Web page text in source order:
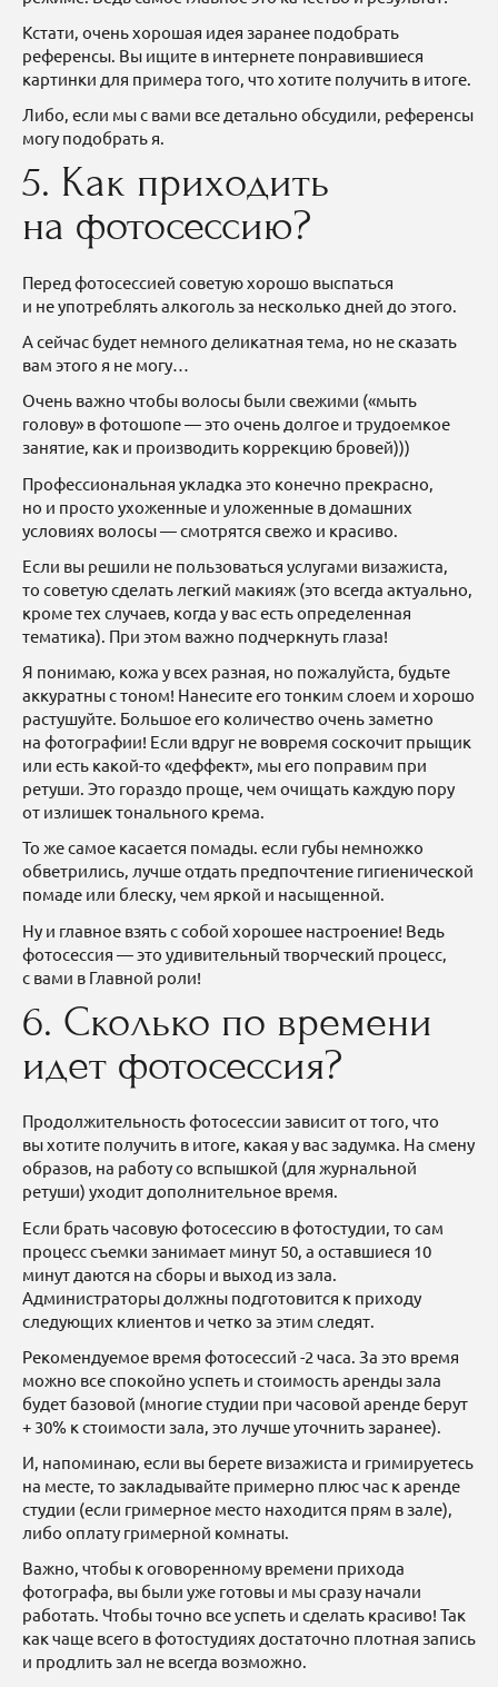
Кстати, очень хорошая идея заранее подобрать
референсы. Вы ищите в интернете понравившиеся
картинки для примера того, что хотите получить в итоге.
Либо, если мы с вами все детально обсудили, референсы
могу подобрать я.
5. Как приходить
на фотосессию?
Перед фотосессией советую хорошо выспаться
и не употреблять алкоголь за несколько дней до этого.
А сейчас будет немного деликатная тема, но не сказать
вам этого я не могу…
Очень важно чтобы волосы были свежими («мыть
голову» в фотошопе — это очень долгое и трудоемкое
занятие, как и производить коррекцию бровей)))
Профессиональная укладка это конечно прекрасно,
но и просто ухоженные и уложенные в домашних
условиях волосы — смотрятся свежо и красиво.
Если вы решили не пользоваться услугами визажиста,
то советую сделать легкий макияж (это всегда актуально,
кроме тех случаев, когда у вас есть определенная
тематика). При этом важно подчеркнуть глаза!
Я понимаю, кожа у всех разная, но пожалуйста, будьте
аккуратны с тоном! Нанесите его тонким слоем и хорошо
растушуйте. Большое его количество очень заметно
на фотографии! Если вдруг не вовремя соскочит прыщик
или есть какой-то «деффект», мы его поправим при
ретуши. Это гораздо проще, чем очищать каждую пору
от излишек тонального крема.
То же самое касается помады. если губы немножко
обветрились, лучше отдать предпочтение гигиенической
помаде или блеску, чем яркой и насыщенной.
Ну и главное взять с собой хорошее настроение! Ведь
фотосессия — это удивительный творческий процесс,
с вами в Главной роли!
6. Сколько по времени
идет фотосессия?
Продолжительность фотосессии зависит от того, что
вы хотите получить в итоге, какая у вас задумка. На смену
образов, на работу со вспышкой (для журнальной
ретуши) уходит дополнительное время.
Если брать часовую фотосессию в фотостудии, то сам
процесс съемки занимает минут 50, а оставшиеся 10
минут даются на сборы и выход из зала.
Администраторы должны подготовится к приходу
следующих клиентов и четко за этим следят.
Рекомендуемое время фотосессий -2 часа. За это время
можно все спокойно успеть и стоимость аренды зала
будет базовой (многие студии при часовой аренде берут
+ 30% к стоимости зала, это лучше уточнить заранее).
И, напоминаю, если вы берете визажиста и гримируетесь
на месте, то закладывайте примерно плюс час к аренде
студии (если гримерное место находится прям в зале),
либо оплату гримерной комнаты.
Важно, чтобы к оговоренному времени прихода
фотографа, вы были уже готовы и мы сразу начали
работать. Чтобы точно все успеть и сделать красиво! Так
как чаще всего в фотостудиях достаточно плотная запись
и продлить зал не всегда возможно.